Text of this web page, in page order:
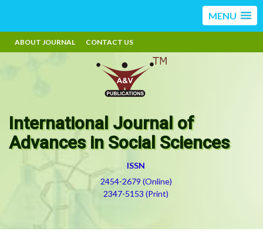
MENU
ABOUT JOURNAL CONTACT US
International Journal of
Advances in Social Sciences
ISSN
2454-2679 (Online)
2347-5153 (Print)